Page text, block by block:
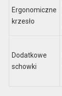
Ergonomiczne
krzesło
Dodatkowe
schowki